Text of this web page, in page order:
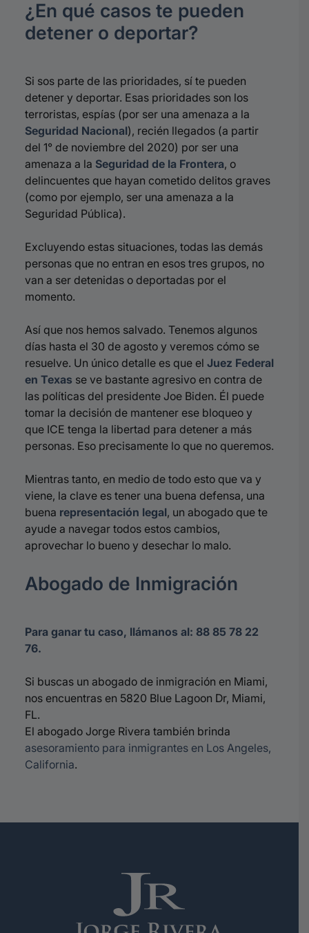
¿En qué casos te pueden
detener o deportar?
Si sos parte de las prioridades, sí te pueden
detener y deportar. Esas prioridades son los
terroristas, espías (por ser una amenaza a la
Seguridad Nacional), recién llegados (a partir
del 1° de noviembre del 2020) por ser una
amenaza a la Seguridad de la Frontera, o
delincuentes que hayan cometido delitos graves
(como por ejemplo, ser una amenaza a la
Seguridad Pública).
Excluyendo estas situaciones, todas las demás
personas que no entran en esos tres grupos, no
van a ser detenidas o deportadas por el
momento.
Así que nos hemos salvado. Tenemos algunos
días hasta el 30 de agosto y veremos cómo se
resuelve. Un único detalle es que el Juez Federal
en Texas se ve bastante agresivo en contra de
las políticas del presidente Joe Biden. Él puede
tomar la decisión de mantener ese bloqueo y
que ICE tenga la libertad para detener a más
personas. Eso precisamente lo que no queremos.
Mientras tanto, en medio de todo esto que va y
viene, la clave es tener una buena defensa, una
buena representación legal, un abogado que te
ayude a navegar todos estos cambios,
aprovechar lo bueno y desechar lo malo.
Abogado de Inmigración
Para ganar tu caso, llámanos al: 88 85 78 22
76.
Si buscas un abogado de inmigración en Miami,
nos encuentras en 5820 Blue Lagoon Dr, Miami,
FL.
El abogado Jorge Rivera también brinda
asesoramiento para inmigrantes en Los Angeles,
California.